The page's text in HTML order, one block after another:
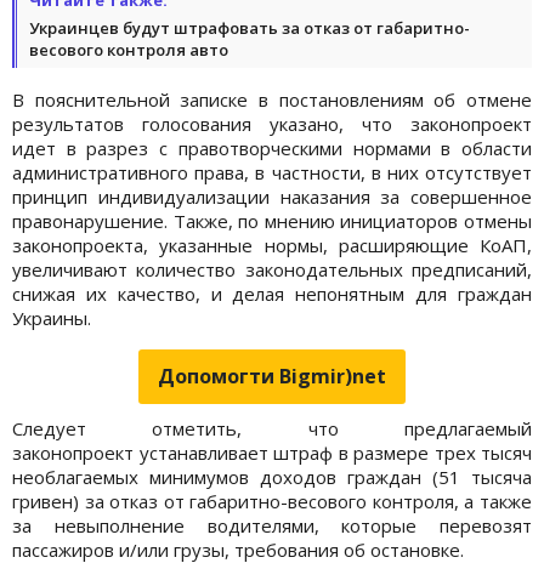
Украинцев будут штрафовать за отказ от габаритно-
весового контроля авто
В пояснительной записке в постановлениям об отмене
результатов голосования указано, что законопроект
идет в разрез с правотворческими нормами в области
административного права, в частности, в них отсутствует
принцип индивидуализации наказания за совершенное
правонарушение. Также, по мнению инициаторов отмены
законопроекта, указанные нормы, расширяющие КоАП,
увеличивают количество законодательных предписаний,
снижая их качество, и делая непонятным для граждан
Украины.
Допомогти Bigmir)net
Следует отметить, что предлагаемый
законопроект устанавливает штраф в размере трех тысяч
необлагаемых минимумов доходов граждан (51 тысяча
гривен) за отказ от габаритно-весового контроля, а также
за невыполнение водителями, которые перевозят
пассажиров и/или грузы, требования об остановке.